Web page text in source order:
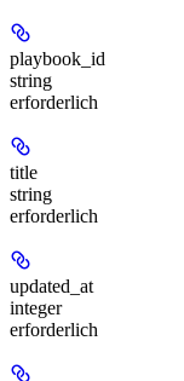
playbook_id
string
erforderlich
title
string
erforderlich
updated_at
integer
erforderlich